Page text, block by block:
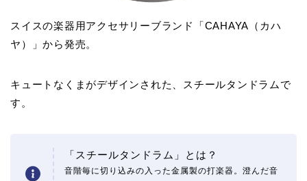
スイスの楽器用アクセサリーブランド「CAHAYA（カハ
ヤ）」から発売。
キュートなくまがデザインされた、スチールタンドラムで
す。
「スチールタンドラム」とは？
音階毎に切り込みの入った金属製の打楽器。澄んだ音